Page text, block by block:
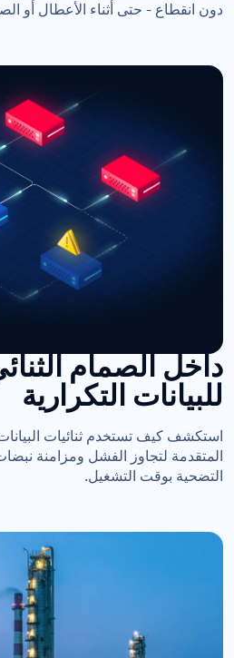
دون انقطاع - حتى أثناء الأعطال أو
داخل الصمام
للبيانات التكرارية
استكشف كيف تستخدم ثنائيات البيانات
المتقدمة لتجاوز الفشل ومزامنة
التضحية بوقت التشغيل.